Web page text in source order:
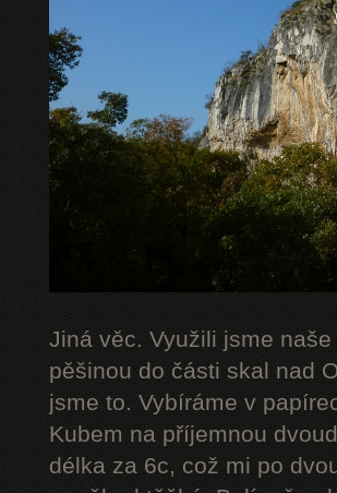
Jiná věc. Využili jsme
pěšinou do části skal nad
jsme to. Vybíráme v
Kubem na příjemnou
délka za 6c, což mi po